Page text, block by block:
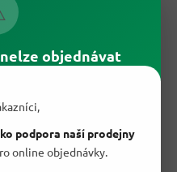
objednávat
podpora naší prodejny
online objednávky.
a reklamační řád